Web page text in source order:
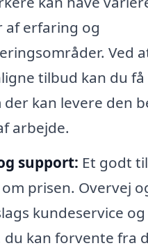
af erfaring og
Ved
tilbud kan du
der kan levere den
arbejde.
support: Et godt
prisen. Overvej
kundeservice og
kan forvente fra